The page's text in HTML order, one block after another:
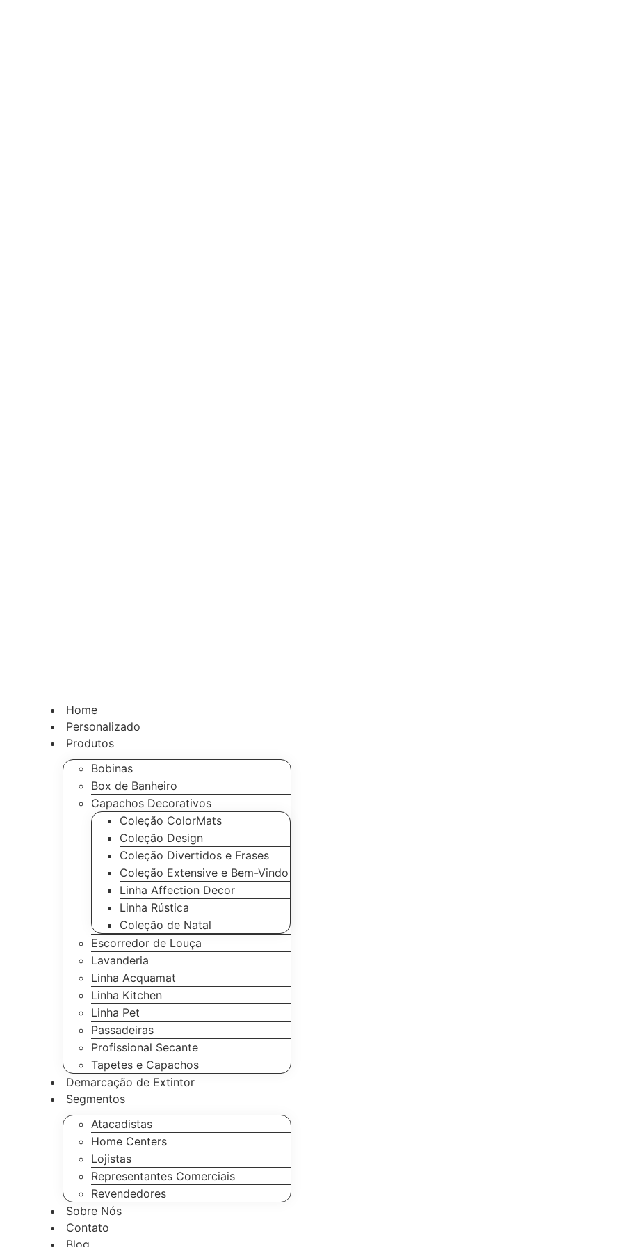
Home
Personalizado
Produtos
Bobinas
Box de Banheiro
Capachos Decorativos
Coleção ColorMats
Coleção Design
Coleção Divertidos e Frases
Coleção Extensive e Bem-Vindo
Linha Affection Decor
Linha Rústica
Coleção de Natal
Escorredor de Louça
Lavanderia
Linha Acquamat
Linha Kitchen
Linha Pet
Passadeiras
Profissional Secante
Tapetes e Capachos
Demarcação de Extintor
Segmentos
Atacadistas
Home Centers
Lojistas
Representantes Comerciais
Revendedores
Sobre Nós
Contato
Blog